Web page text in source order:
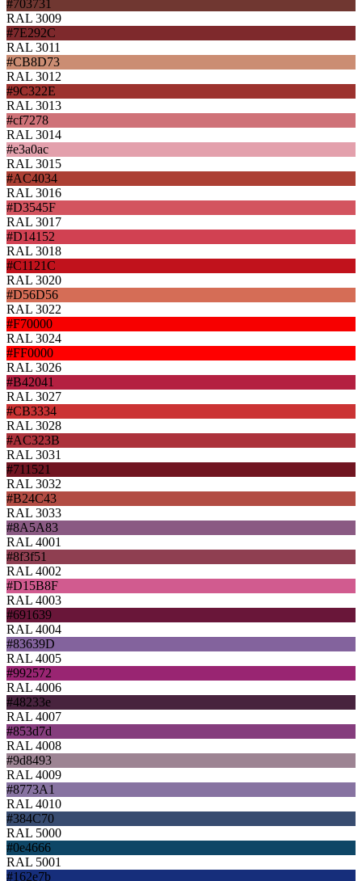
#703731
RAL 3009
#7E292C
RAL 3011
#CB8D73
RAL 3012
#9C322E
RAL 3013
#cf7278
RAL 3014
#e3a0ac
RAL 3015
#AC4034
RAL 3016
#D3545F
RAL 3017
#D14152
RAL 3018
#C1121C
RAL 3020
#D56D56
RAL 3022
#F70000
RAL 3024
#FF0000
RAL 3026
#B42041
RAL 3027
#CB3334
RAL 3028
#AC323B
RAL 3031
#711521
RAL 3032
#B24C43
RAL 3033
#8A5A83
RAL 4001
#8f3f51
RAL 4002
#D15B8F
RAL 4003
#691639
RAL 4004
#83639D
RAL 4005
#992572
RAL 4006
#48233e
RAL 4007
#853d7d
RAL 4008
#9d8493
RAL 4009
#8773A1
RAL 4010
#384C70
RAL 5000
#0e4666
RAL 5001
#162e7b